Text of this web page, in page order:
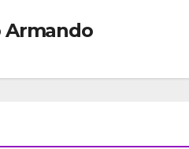
Armando